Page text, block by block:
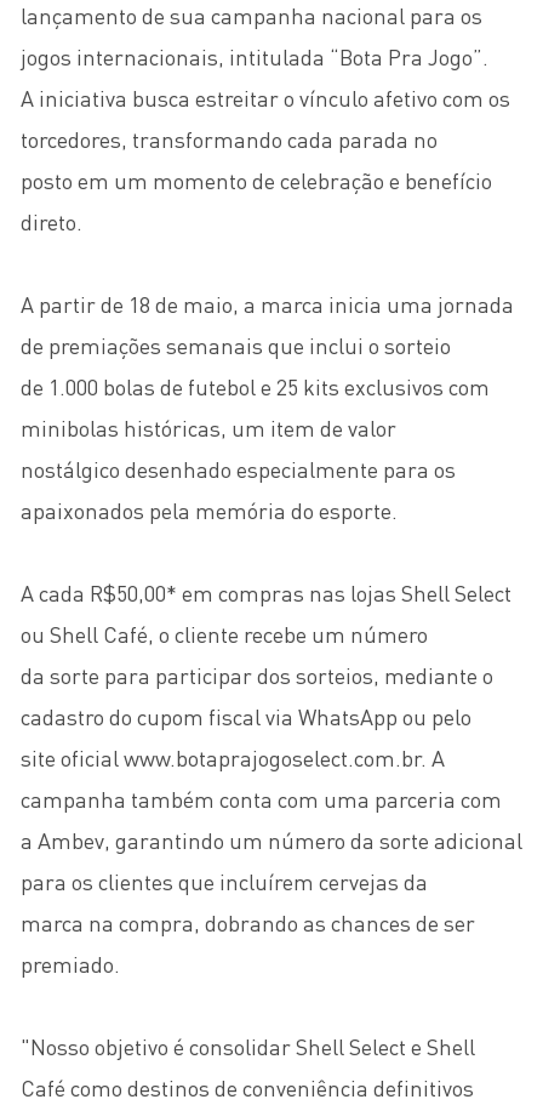
lançamento de sua campanha nacional para os
jogos internacionais, intitulada “Bota Pra Jogo”.
A iniciativa busca estreitar o vínculo afetivo com os
torcedores, transformando cada parada no
posto em um momento de celebração e benefício
direto.
A partir de 18 de maio, a marca inicia uma jornada
de premiações semanais que inclui o sorteio
de 1.000 bolas de futebol e 25 kits exclusivos com
minibolas históricas, um item de valor
nostálgico desenhado especialmente para os
apaixonados pela memória do esporte.
A cada R$50,00* em compras nas lojas Shell Select
ou Shell Café, o cliente recebe um número
da sorte para participar dos sorteios, mediante o
cadastro do cupom fiscal via WhatsApp ou pelo
site oficial www.botaprajogoselect.com.br. A
campanha também conta com uma parceria com
a Ambev, garantindo um número da sorte adicional
para os clientes que incluírem cervejas da
marca na compra, dobrando as chances de ser
premiado.
"Nosso objetivo é consolidar Shell Select e Shell
Café como destinos de conveniência definitivos